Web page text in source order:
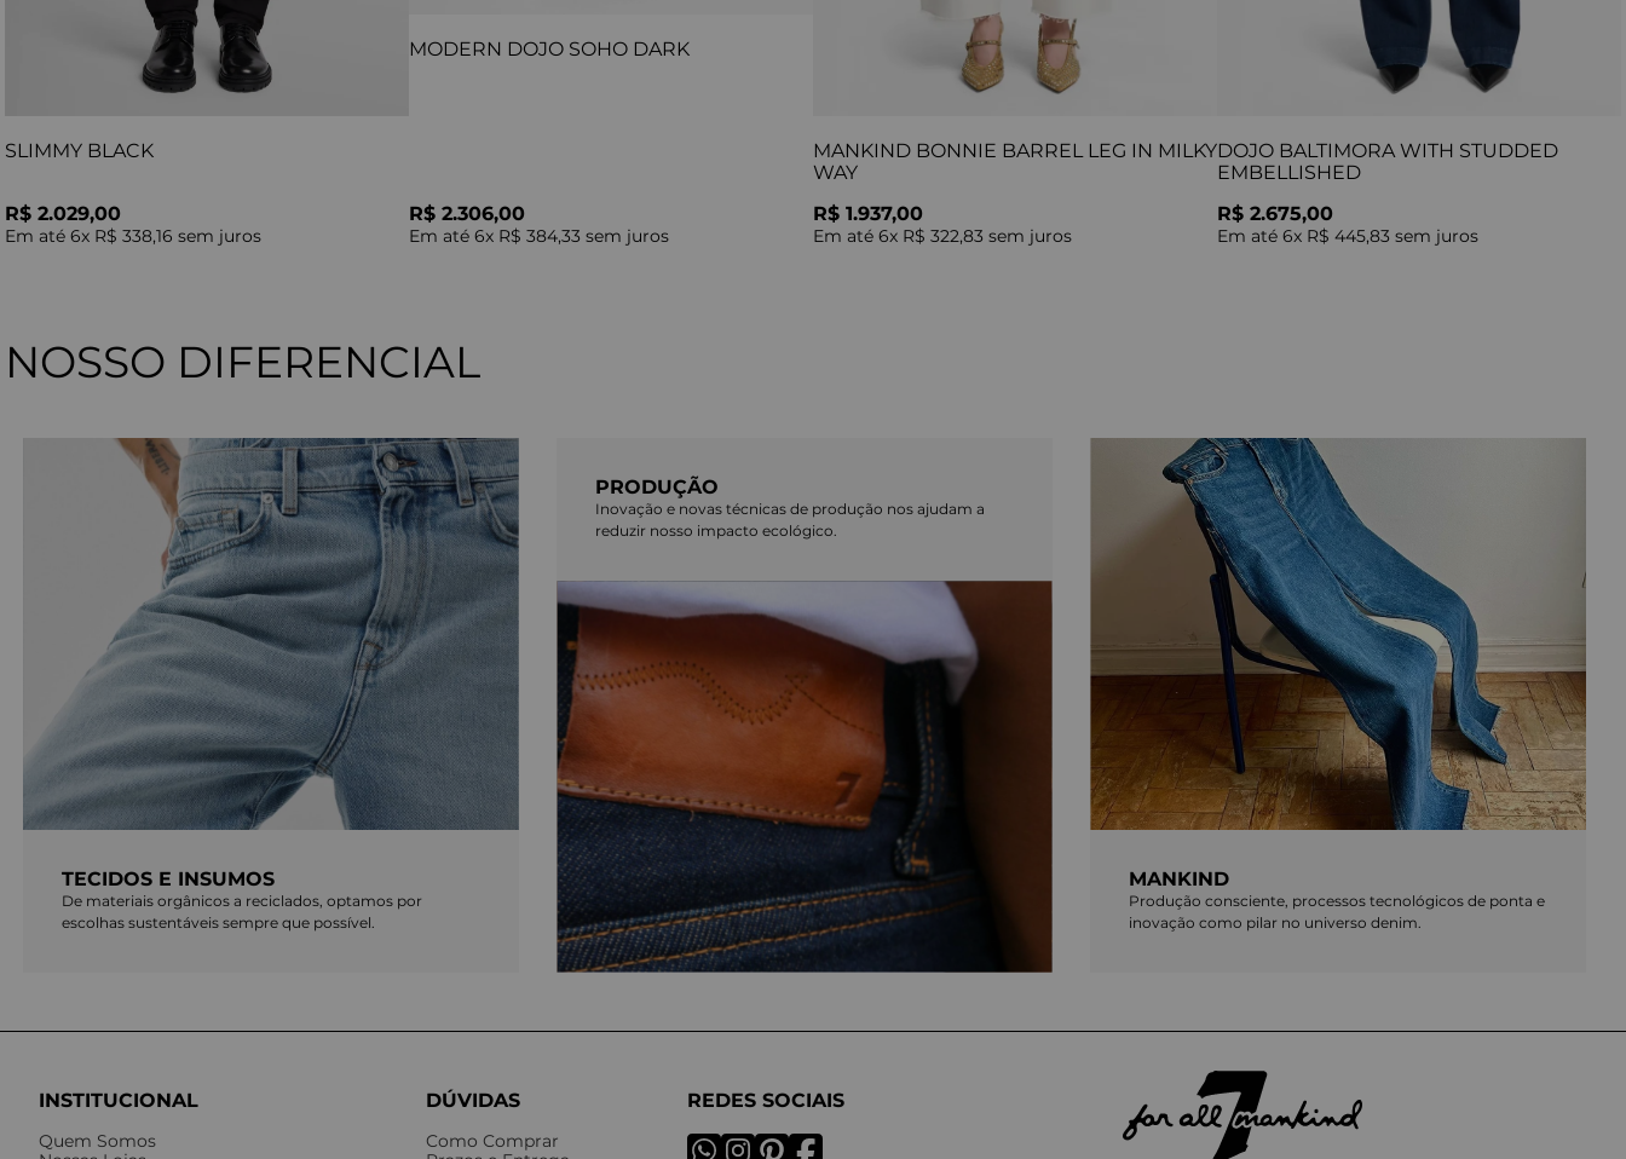
SLIMMY BLACK
R$ 2.029,00
Em até 6x R$ 338,16 sem juros
MODERN DOJO SOHO DARK
R$ 2.306,00
Em até 6x R$ 384,33 sem juros
MANKIND BONNIE BARREL LEG IN MILKY
WAY
R$ 1.937,00
Em até 6x R$ 322,83 sem juros
DOJO BALTIMORA WITH STUDDED
EMBELLISHED
R$ 2.675,00
Em até 6x R$ 445,83 sem juros
NOSSO DIFERENCIAL
TECIDOS E INSUMOS
De materiais orgânicos a reciclados, optamos por
escolhas sustentáveis sempre que possível.
PRODUÇÃO
Inovação e novas técnicas de produção nos ajudam a
reduzir nosso impacto ecológico.
MANKIND
Produção consciente, processos tecnológicos de ponta e
inovação como pilar no universo denim.
INSTITUCIONAL
Quem Somos
DÚVIDAS
Como Comprar
REDES SOCIAIS